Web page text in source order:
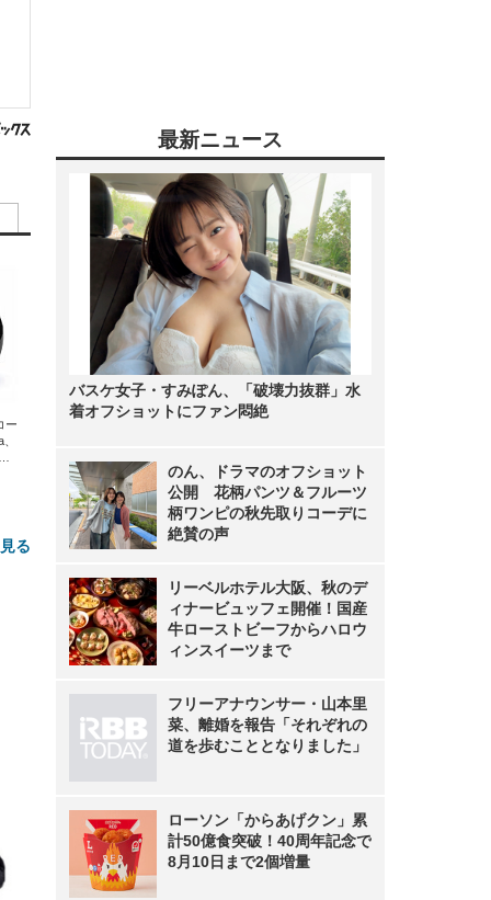
ー
る
)
最新ニュース
バスケ女子・すみぽん、「破壊力抜群」水
着オフショットにファン悶絶
のん、ドラマのオフショット
公開 花柄パンツ＆フルーツ
柄ワンピの秋先取りコーデに
絶賛の声
リーベルホテル大阪、秋のデ
ィナービュッフェ開催！国産
牛ローストビーフからハロウ
ィンスイーツまで
フリーアナウンサー・山本里
菜、離婚を報告「それぞれの
道を歩むこととなりました」
ローソン「からあげクン」累
計50億食突破！40周年記念で
8月10日まで2個増量